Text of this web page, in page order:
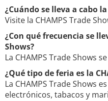
¿Cuándo se lleva a cabo
Visite la CHAMPS Trade
¿Con qué frecuencia se
Shows?
La CHAMPS Trade Shows
¿Qué tipo de feria es la
La CHAMPS Trade Shows
electrónicos, tabacos y